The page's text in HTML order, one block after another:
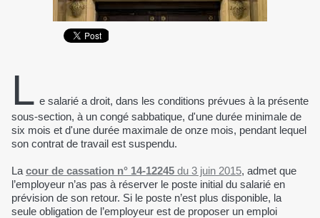
L e salarié a droit, dans les conditions prévues à la présente
sous-section, à un congé sabbatique, d'une durée minimale de
six mois et d'une durée maximale de onze mois, pendant lequel
son contrat de travail est suspendu.
La cour de cassation n° 14-12245 du 3 juin 2015, admet que
l’employeur n’as pas à réserver le poste initial du salarié en
prévision de son retour. Si le poste n’est plus disponible, la
seule obligation de l’employeur est de proposer un emploi